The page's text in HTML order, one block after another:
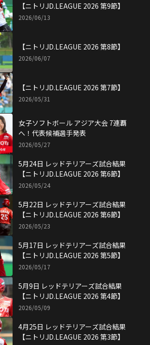
【ニトリJD.LEAGUE 2026 第9節】
2026/06/13
【ニトリJD.LEAGUE 2026 第8節】
2026/06/07
【ニトリJD.LEAGUE 2026 第7節】
2026/05/31
女子ソフトボール アジア大会 7連覇
へ！代表候補選手発表
2026/05/27
5月24日 レッドテリアーズ試合結果
【ニトリJD.LEAGUE 2026 第6節】
2026/05/24
5月22日 レッドテリアーズ試合結果
【ニトリJD.LEAGUE 2026 第6節】
2026/05/23
5月17日 レッドテリアーズ試合結果
【ニトリJD.LEAGUE 2026 第5節】
2026/05/17
5月9日 レッドテリアーズ試合結果
【ニトリJD.LEAGUE 2026 第4節】
2026/05/09
4月25日 レッドテリアーズ試合結果
【ニトリJD.LEAGUE 2026 第3節】